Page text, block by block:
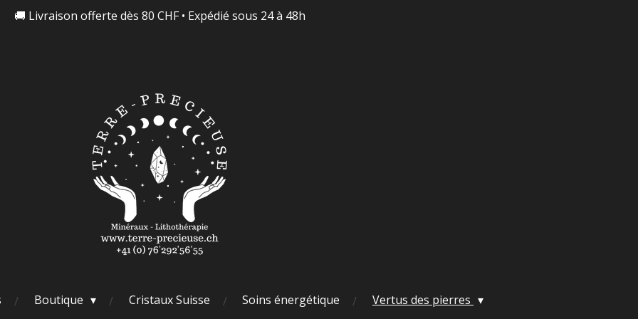
🚚 Livraison offerte dès 80 CHF • Expédié sous 24 à 48h
Boutique Cristaux Suisse Soins énergétique
Vertus des pierres